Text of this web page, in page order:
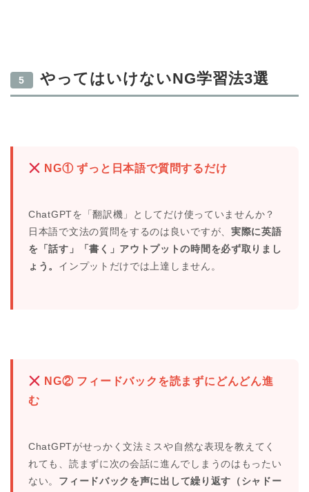
5 やってはいけないNG学習法3選
NG① ずっと日本語で質問するだけ
ChatGPTを「翻訳機」としてだけ使っていませんか？
日本語で文法の質問をするのは良いですが、 実際に英語
を「話す」「書く」アウトプットの時間を必ず取りまし
ょう。 インプットだけでは上達しません。
NG② フィードバックを読まずにどんどん進
む
ChatGPTがせっかく文法ミスや自然な表現を教えてく
れても、読まずに次の会話に進んでしまうのはもったい
ない。 フィードバックを声に出して繰り返す（シャドー